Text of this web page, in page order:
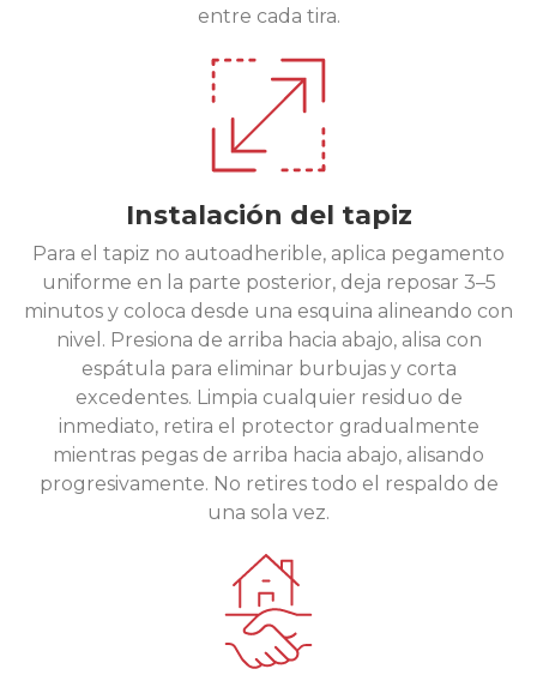
entre cada tira.
Instalación del tapiz
Para el tapiz no autoadherible, aplica pegamento
uniforme en la parte posterior, deja reposar 3–5
minutos y coloca desde una esquina alineando con
nivel. Presiona de arriba hacia abajo, alisa con
espátula para eliminar burbujas y corta
excedentes. Limpia cualquier residuo de
inmediato, retira el protector gradualmente
mientras pegas de arriba hacia abajo, alisando
progresivamente. No retires todo el respaldo de
una sola vez.